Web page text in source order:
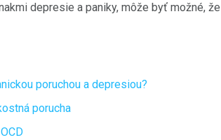
depresie a paniky, môže byť možné,
poruchou a depresiou?
porucha